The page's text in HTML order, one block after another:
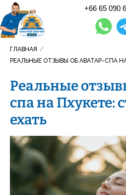
+66 65 090
ГЛАВНАЯ /
РЕАЛЬНЫЕ ОТЗЫВЫ ОБ АВАТАР-СПА
Реальные
спа на Пхукете:
ехать